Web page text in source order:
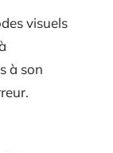
visuels
à son